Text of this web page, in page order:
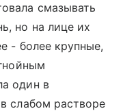
смазывать
но на лице их
- более крупные,
один в
слабом растворе